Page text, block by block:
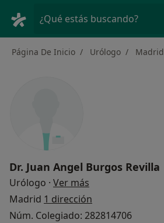
¿Qué estás buscando?
Página De Inicio Urólogo Madrid
Dr. Juan Angel Burgos Revilla
Urólogo · Ver más
Madrid 1 dirección
Núm. Colegiado: 282814706